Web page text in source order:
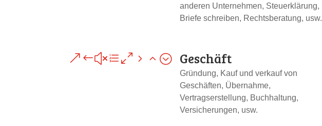
anderen Unternehmen, Steuerklärung,
Briefe schreiben, Rechtsberatung, usw.
&#xe052; Geschäft
Gründung, Kauf und verkauf von
Geschäften, Übernahme,
Vertragserstellung, Buchhaltung,
Versicherungen, usw.